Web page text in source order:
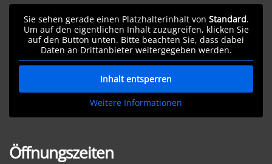
Sie sehen gerade einen Platzhalterinhalt von Standard.
Um auf den eigentlichen Inhalt zuzugreifen, klicken Sie
auf den Button unten. Bitte beachten Sie, dass dabei
Daten an Drittanbieter weitergegeben werden.
Inhalt entsperren
Weitere Informationen
Öffnungszeiten